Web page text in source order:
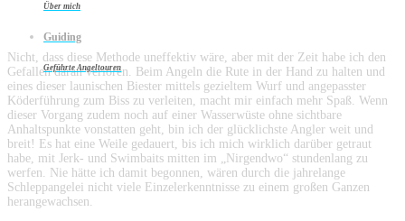
Über mich
Guiding
Geführte Angeltouren
Nicht, dass diese Methode uneffektiv wäre, aber mit der Zeit habe ich den
Gefallen daran verloren. Beim Angeln die Rute in der Hand zu halten und
eines dieser launischen Biester mittels gezieltem Wurf und angepasster
Köderführung zum Biss zu verleiten, macht mir einfach mehr Spaß. Wenn
dieser Vorgang zudem noch auf einer Wasserwüste ohne sichtbare
Anhaltspunkte vonstatten geht, bin ich der glücklichste Angler weit und
breit! Es hat eine Weile gedauert, bis ich mich wirklich darüber getraut
habe, mit Jerk- und Swimbaits mitten im „Nirgendwo“ stundenlang zu
werfen. Nie hätte ich damit begonnen, wären durch die jahrelange
Schleppangelei nicht viele Einzelerkenntnisse zu einem großen Ganzen
herangewachsen.